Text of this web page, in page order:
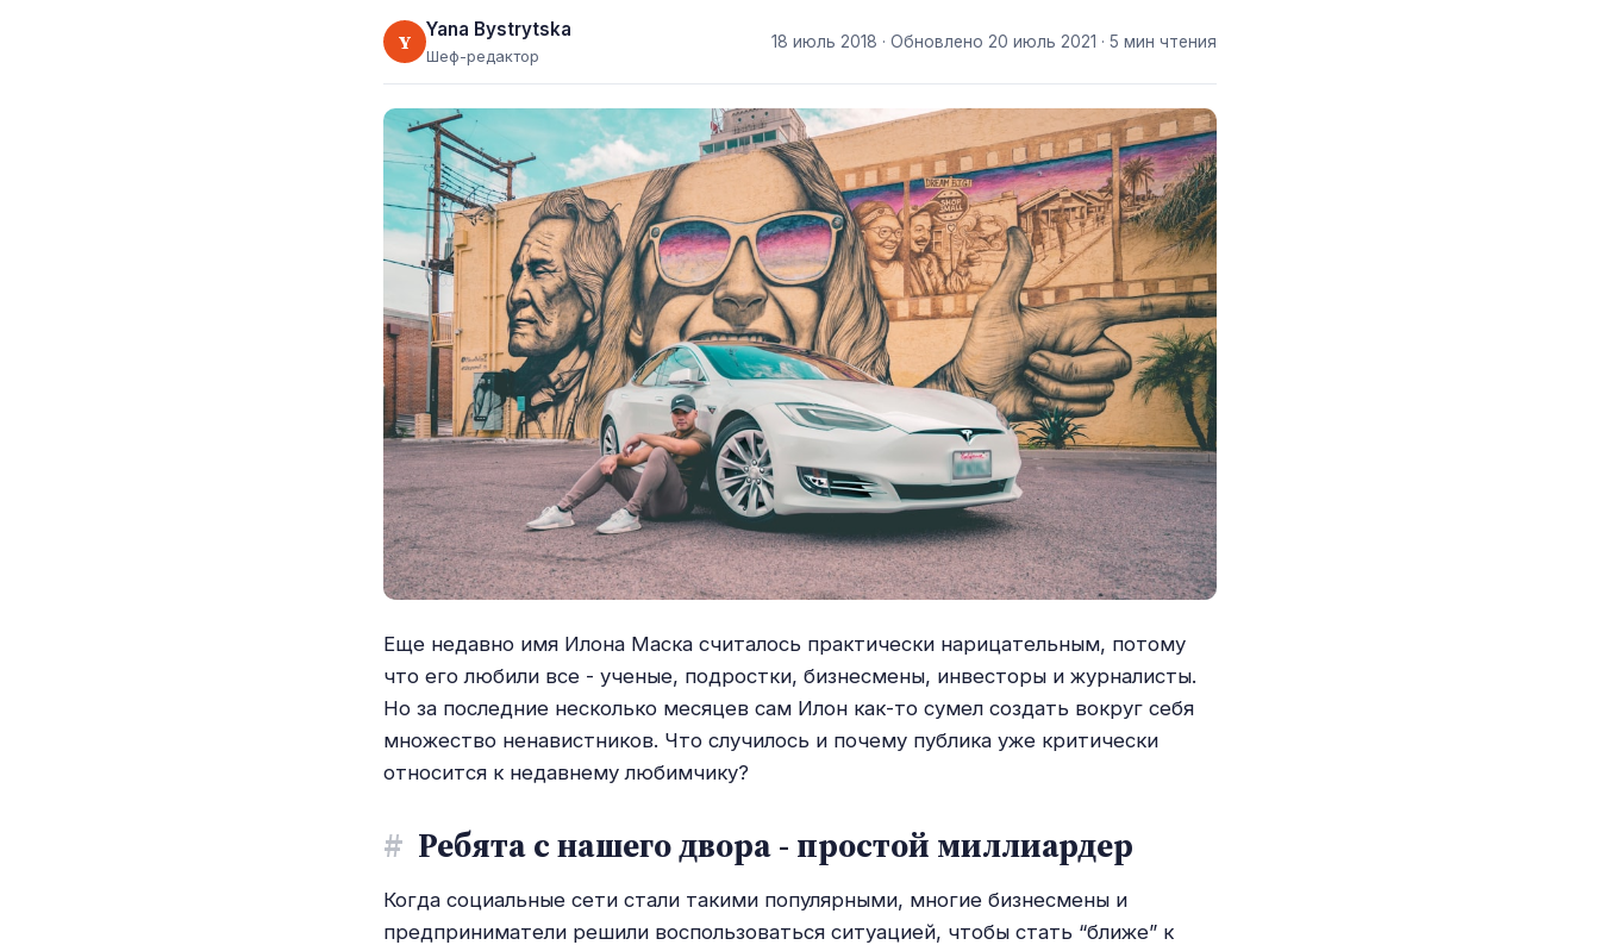
Y Yana Bystrytska
Шеф-редактор
18 июль 2018 · Обновлено 20 июль 2021 · 5 мин чтения
Еще недавно имя Илона Маска считалось практически нарицательным, потому
что его любили все - ученые, подростки, бизнесмены, инвесторы и журналисты.
Но за последние несколько месяцев сам Илон как-то сумел создать вокруг себя
множество ненавистников. Что случилось и почему публика уже критически
относится к недавнему любимчику?
# Ребята с нашего двора - простой миллиардер
Когда социальные сети стали такими популярными, многие бизнесмены и
предприниматели решили воспользоваться ситуацией, чтобы стать “ближе” к